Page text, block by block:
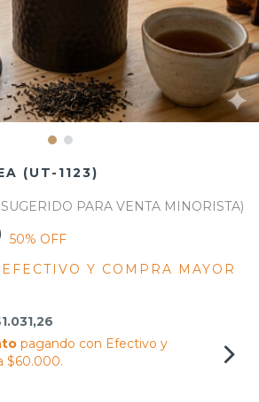
(UT-1123)
50% OFF
EFECTIVO Y COMPRA MAYOR
pagando con Efectivo y
$60.000.